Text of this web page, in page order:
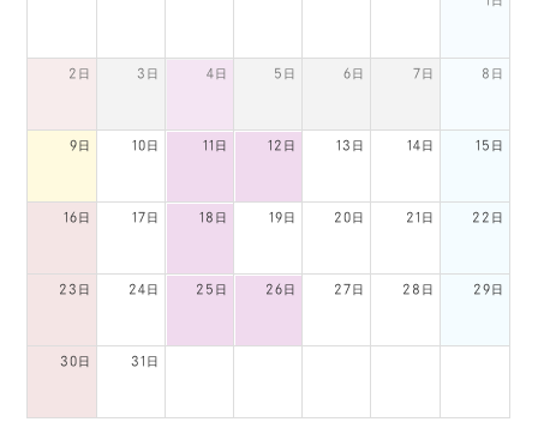
2日 3日 4日 5日 6日 7日 8日
9日 10日 11日 12日 13日 14日 15日
16日 17日 18日 19日 20日 21日 22日
23日 24日 25日 26日 27日 28日 29日
30日 31日